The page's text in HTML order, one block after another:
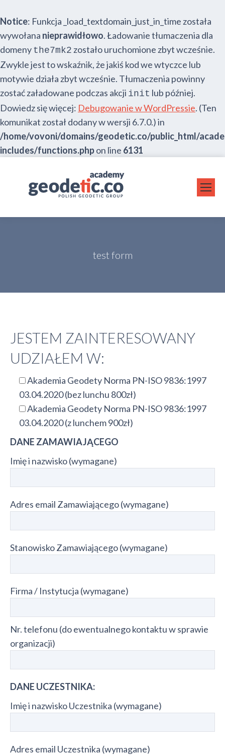
Notice: Funkcja _load_textdomain_just_in_time została
wywołana nieprawidłowo. Ładowanie tłumaczenia dla
domeny the7mk2 zostało uruchomione zbyt wcześnie.
Zwykle jest to wskaźnik, że jakiś kod we wtyczce lub
motywie działa zbyt wcześnie. Tłumaczenia powinny
zostać załadowane podczas akcji init lub później.
Dowiedz się więcej: Debugowanie w WordPressie. (Ten
komunikat został dodany w wersji 6.7.0.) in
/home/vovoni/domains/geodetic.co/public_html/
includes/functions.phpon line 6131
test form
JESTEM ZAINTERESOWANY
UDZIAŁEM W:
Akademia Geodety Norma PN-ISO 9836:1997
03.04.2020 (bez lunchu 800zł)
Akademia Geodety Norma PN-ISO 9836:1997
03.04.2020 (z lunchem 900zł)
DANE ZAMAWIAJĄCEGO
Imię i nazwisko (wymagane)
Adres email Zamawiającego (wymagane)
Stanowisko Zamawiającego (wymagane)
Firma / Instytucja (wymagane)
Nr. telefonu (do ewentualnego kontaktu w sprawie
organizacji)
DANE UCZESTNIKA:
Imię i nazwisko Uczestnika (wymagane)
Adres email Uczestnika (wymagane)